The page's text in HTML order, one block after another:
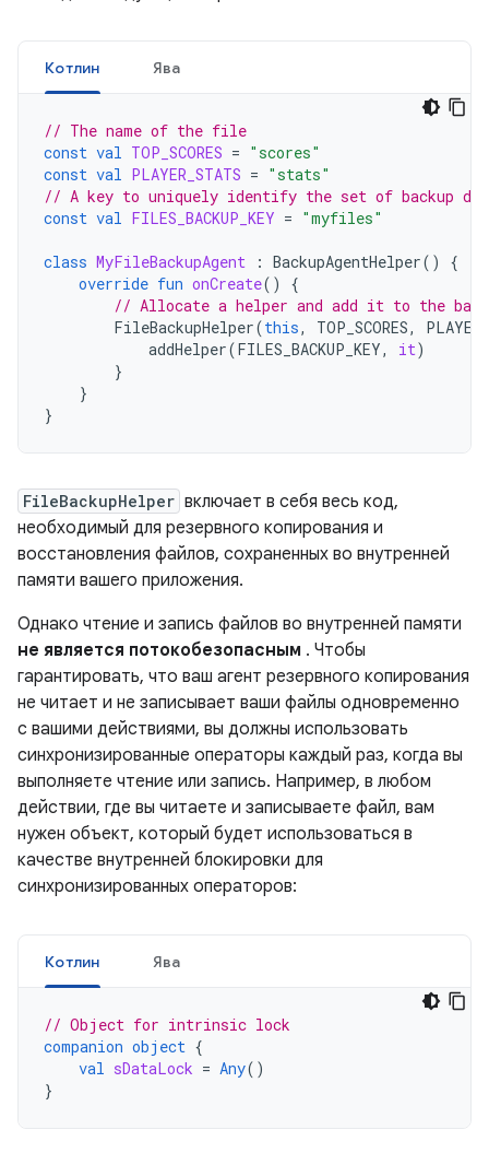
Котлин Ява
// The name of the file
const val TOP_SCORES = "scores"
const val PLAYER_STATS = "stats"
// A key to uniquely identify the set of backup
const val FILES_BACKUP_KEY = "myfiles"
class MyFileBackupAgent : BackupAgentHelper()
{
override fun onCreate()
{
// Allocate a helper and add it to the
FileBackupHelper(this, TOP_SCORES,
addHelper(FILES_BACKUP_KEY, it)
}
}
}
FileBackupHelper включает в себя весь код,
необходимый для резервного копирования и
восстановления файлов, сохраненных во внутренней
памяти вашего приложения.
Однако чтение и запись файлов во внутренней памяти
не является потокобезопасным . Чтобы
гарантировать, что ваш агент резервного копирования
не читает и не записывает ваши файлы одновременно
с вашими действиями, вы должны использовать
синхронизированные операторы каждый раз, когда вы
выполняете чтение или запись. Например, в любом
действии, где вы читаете и записываете файл, вам
нужен объект, который будет использоваться в
качестве внутренней блокировки для
синхронизированных операторов:
Котлин Ява
// Object for intrinsic lock
companion object {
val sDataLock = Any()
}